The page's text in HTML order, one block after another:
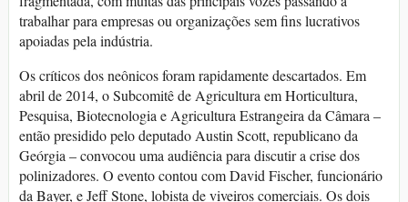
trabalhar para empresas ou organizações sem fins lucrativos
apoiadas pela indústria.
Os críticos dos neônicos foram rapidamente descartados. Em
abril de 2014, o Subcomitê de Agricultura em Horticultura,
Pesquisa, Biotecnologia e Agricultura Estrangeira da Câmara –
então presidido pelo deputado Austin Scott, republicano da
Geórgia – convocou uma audiência para discutir a crise dos
polinizadores. O evento contou com David Fischer, funcionário
da Bayer, e Jeff Stone, lobista de viveiros comerciais. Os dois